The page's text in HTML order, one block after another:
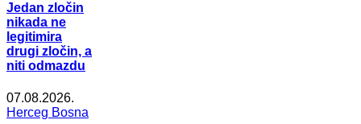
Jedan zločin
nikada ne
legitimira
drugi zločin, a
niti odmazdu
07.08.2026.
Herceg Bosna